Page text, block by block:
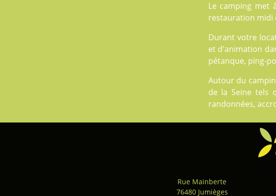
Le camping met
restauration midi
Durant votre
et d'animation
pétanque, ping-
Autour du
de la Seine tels
randonnées,
Rue Mainberte
76480 Jumièges